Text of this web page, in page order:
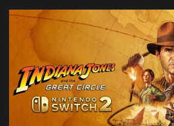
ZALOGUJ SIĘ LUB ZAREJESTRUJ